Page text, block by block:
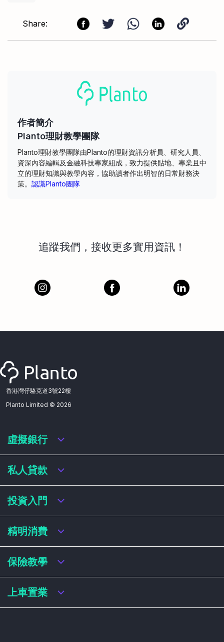
Share:
作者簡介
Planto理財教學團隊
Planto理財教學團隊由Planto的理財資訊分析員、研究人員、
資深內容編輯及金融科技專家組成，致力提供貼地、專業且中
立的理財知識與教學內容，協助讀者作出明智的日常財務決
策。 認識Planto團隊
追蹤我們，接收更多實用資訊！
香港灣仔駱克道3號22樓
Planto Limited © 2026
虛擬銀行
虛擬銀行迎新優惠
虛擬銀行存款利率比較
虛擬銀行銀扣賬卡 / 信用卡
虛擬銀行貸款
私人貸款
私人貸款年利率比較
網上即批貸款
結餘轉戶
稅務貸款
財務公司貸款
投資入門
港股戶口收費及迎新優惠
基金平台比較
買加密貨幣教學
精明消費
網購信用卡
飛行里數信用卡
學生信用卡
保險教學
買保險基本概念
上車置業